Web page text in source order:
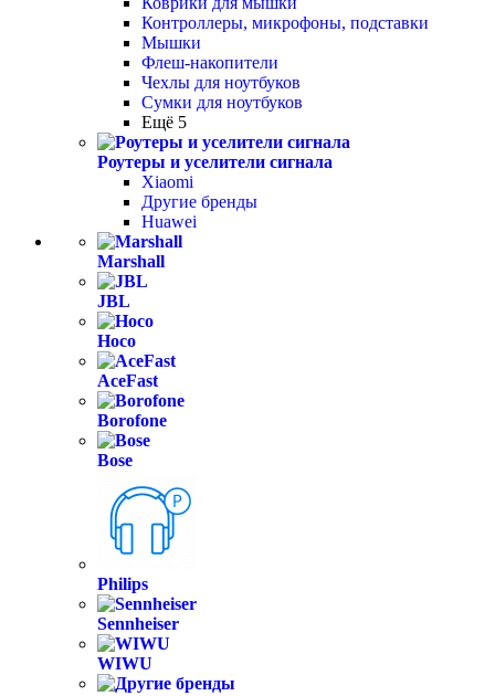
Контроллеры, микрофоны, подставки
Мышки
Флеш-накопители
Чехлы для ноутбуков
Сумки для ноутбуков
Ещё 5
Роутеры и уселители сигнала
Xiaomi
Другие бренды
Huawei
Marshall
JBL
Hoco
AceFast
Borofone
Bose
Philips
Sennheiser
WIWU